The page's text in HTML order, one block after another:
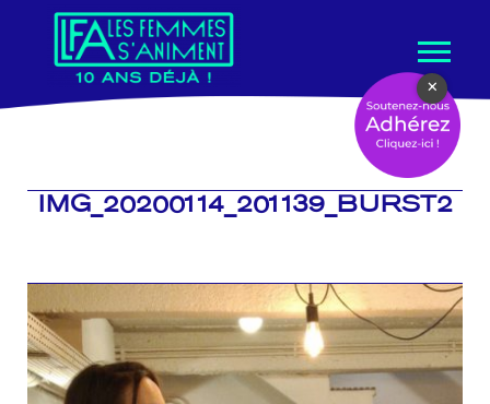
contenu
IMG_20200114_201139_BURST2
×